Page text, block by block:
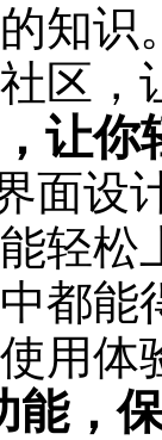
知识
区，
让你
面设
轻松
都能
用体
能，